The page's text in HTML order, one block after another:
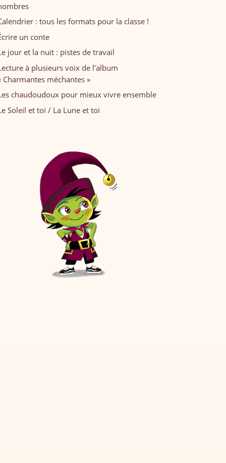
: tous les formats pour la classe !
un conte
jour et la nuit : pistes de travail
à plusieurs voix de l’album
Charmantes méchantes »
chaudoudoux pour mieux vivre ensemble
Soleil et toi / La Lune et toi